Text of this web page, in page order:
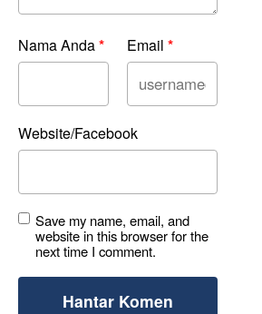
Nama Anda* Email *
Website/Facebook
Save my name, email, and
website in this browser for the
next time I comment.